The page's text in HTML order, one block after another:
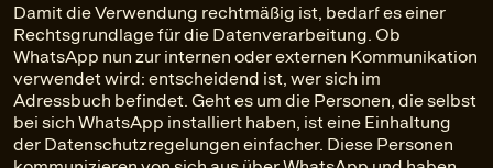
Damit die Verwendung rechtmäßig ist, bedarf es einer
Rechtsgrundlage für die Datenverarbeitung. Ob
WhatsApp nun zur internen oder externen Kommunikation
verwendet wird: entscheidend ist, wer sich im
Adressbuch befindet. Geht es um die Personen, die selbst
bei sich WhatsApp installiert haben, ist eine Einhaltung
der Datenschutzregelungen einfacher. Diese Personen